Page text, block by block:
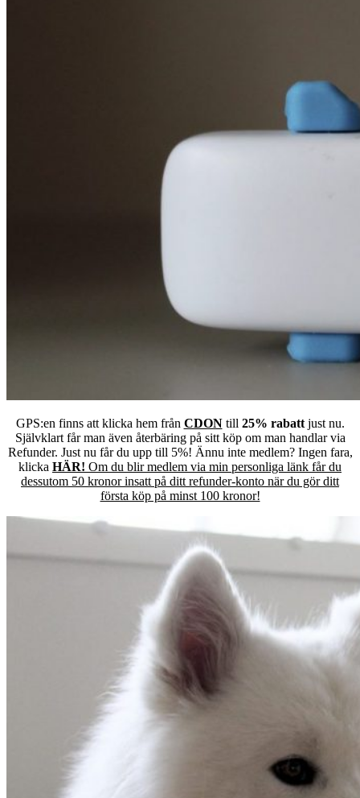
GPS:en finns att klicka hem från CDONtill 25% rabattjust nu.
Självklart får man även återbäring på sitt köp om man handlar via
Refunder. Just nu får du upp till 5%! Ännu inte medlem? Ingen fara,
klicka HÄR! Om du blir medlem via min personliga länk får du
dessutom 50 kronor insatt på ditt refunder-konto när du gör ditt
första köp på minst 100 kronor!